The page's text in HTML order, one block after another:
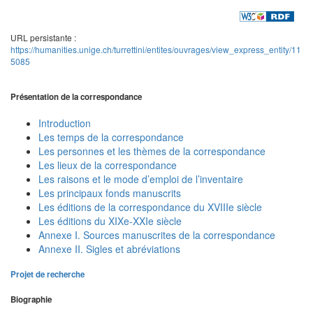
URL persistante :
https://humanities.unige.ch/turrettini/entites/ouvrages/view_express_entity/11
5085
Présentation de la correspondance
Introduction
Les temps de la correspondance
Les personnes et les thèmes de la correspondance
Les lieux de la correspondance
Les raisons et le mode d’emploi de l’inventaire
Les principaux fonds manuscrits
Les éditions de la correspondance du XVIIIe siècle
Les éditions du XIXe-XXIe siècle
Annexe I. Sources manuscrites de la correspondance
Annexe II. Sigles et abréviations
Projet de recherche
Biographie